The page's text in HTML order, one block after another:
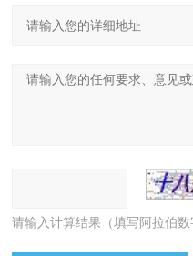
请输入计算结果（填写阿拉伯